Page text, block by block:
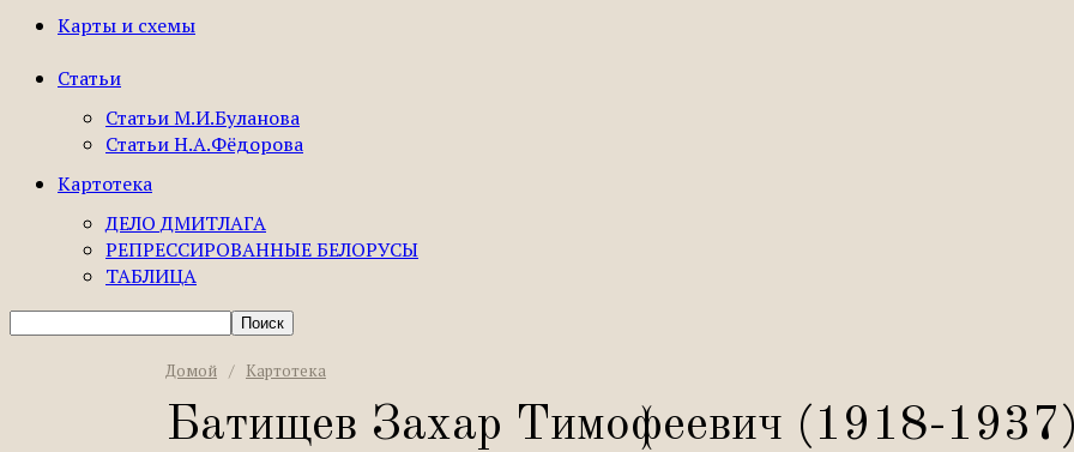
Карты и схемы
Статьи
Статьи М.И.Буланова
Статьи Н.А.Фёдорова
Картотека
ДЕЛО ДМИТЛАГА
РЕПРЕССИРОВАННЫЕ БЕЛОРУСЫ
ТАБЛИЦА
Домой / Картотека
Батищев Захар Тимофеевич (1918-1937)